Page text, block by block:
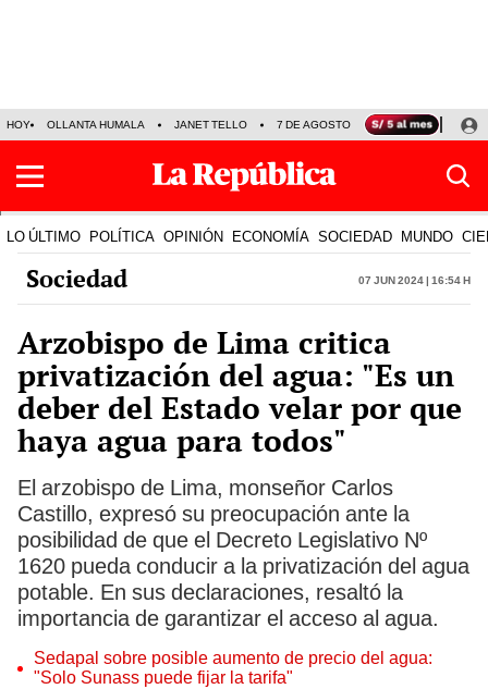
HOY OLLANTA HUMALA JANET TELLO 7 DE AGOSTO TINKA RESULTADOS
LO ÚLTIMO POLÍTICA OPINIÓN ECONOMÍA SOCIEDAD MUNDO
Sociedad 07 Jun 2024 | 16:54 h
Arzobispo de Lima critica
privatización del agua: "Es un
deber del Estado velar por que
haya agua para todos"
El arzobispo de Lima, monseñor Carlos
Castillo, expresó su preocupación ante la
posibilidad de que el Decreto Legislativo Nº
1620 pueda conducir a la privatización del agua
potable. En sus declaraciones, resaltó la
importancia de garantizar el acceso al agua.
Sedapal sobre posible aumento de precio del agua:
"Solo Sunass puede fijar la tarifa"